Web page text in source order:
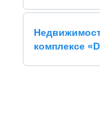
комплексе